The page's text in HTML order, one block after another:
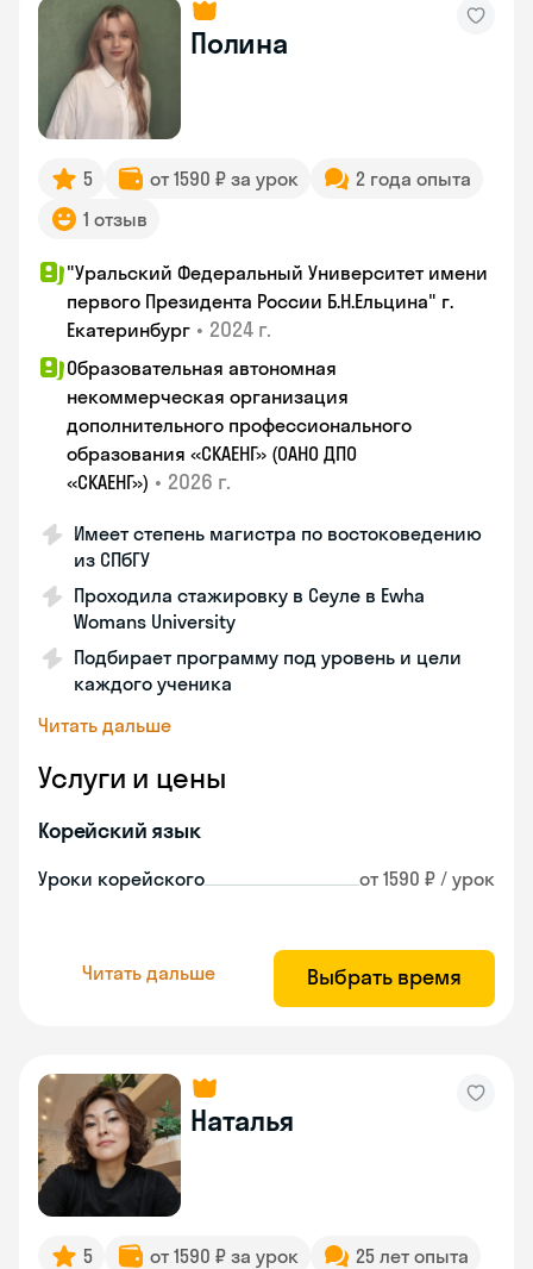
Полина
5 от 1590 ₽ за урок
2 года опыта
1 отзыв
"Уральский Федеральный Университет имени
первого Президента России Б.Н.Ельцина" г.
Екатеринбург • 2024 г.
Образовательная автономная
некоммерческая организация
дополнительного профессионального
образования «СКАЕНГ» (ОАНО ДПО
«СКАЕНГ») • 2026 г.
Имеет степень магистра по востоковедению
из СПбГУ
Проходила стажировку в Сеуле в Ewha
Womans University
Подбирает программу под уровень и цели
каждого ученика
Читать дальше
Услуги и цены
Корейский язык
Уроки корейского от 1590 ₽ / урок
Читать дальше Выбрать время
Наталья
5 от 1590 ₽ за урок
25 лет опыта